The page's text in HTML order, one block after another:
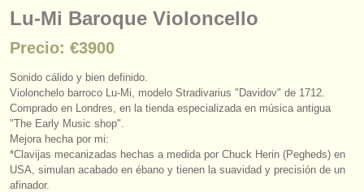
conservatorios
jóvenes orquestas
musicalchairs:
acerca de musicalchairs
contáctenos
Lu-Mi Baroque Violoncello
Precio: €3900
Sonido cálido y bien definido.
Violonchelo barroco Lu-Mi, modelo Stradivarius "Davidov" de 1712.
Comprado en Londres, en la tienda especializada en música antigua
"The Early Music shop".
Mejora hecha por mi:
*Clavijas mecanizadas hechas a medida por Chuck Herin (Pegheds) en
USA, simulan acabado en ébano y tienen la suavidad y precisión de un
afinador.